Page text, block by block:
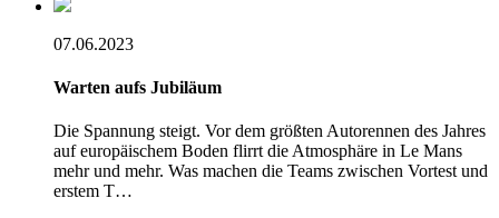
07.06.2023
Warten aufs Jubiläum
Die Spannung steigt. Vor dem größten Autorennen des Jahres
auf europäischem Boden flirrt die Atmosphäre in Le Mans
mehr und mehr. Was machen die Teams zwischen Vortest und
erstem T…